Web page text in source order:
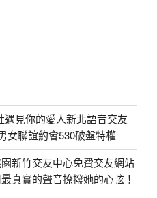
見你的愛人新北語音交友
女聯誼約會530破盤特權
新竹交友中心免費交友網站
真實的聲音撩撥她的心弦！